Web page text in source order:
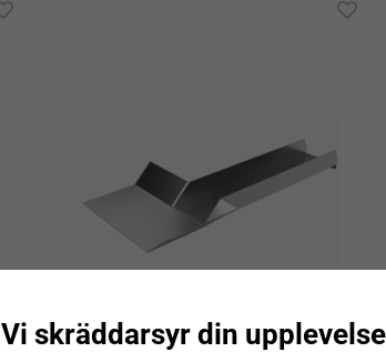
Vi skräddarsyr din upplevelse